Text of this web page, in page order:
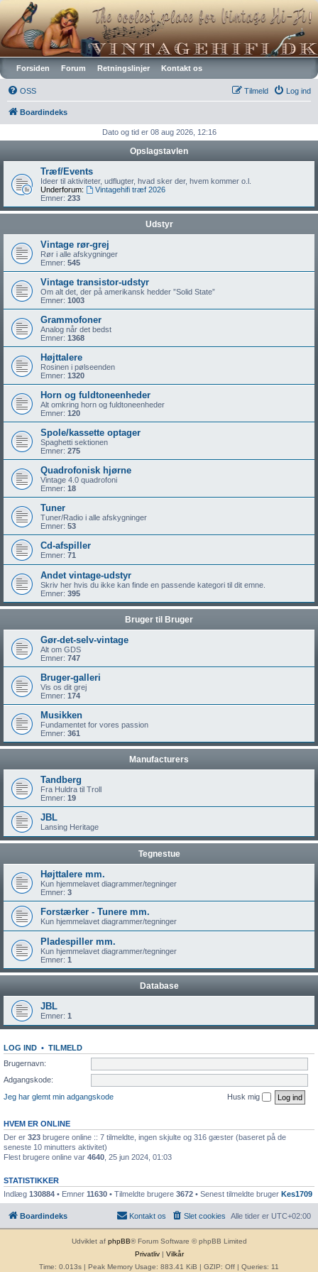
Vintagehifi.dk
Forsiden Forum Retningslinjer Kontakt os
OSS Log ind
Tilmeld
Boardindeks
Dato og tid er 08 aug 2026, 12:16
Opslagstavlen
Træf/Events
Ideer til aktiviteter, udflugter, hvad sker der, hvem kommer o.l.
Underforum:
Vintagehifi træf 2026
Emner: 233
Udstyr
Vintage rør-grej
Rør i alle afskygninger
Emner: 545
Vintage transistor-udstyr
Om alt det, der på amerikansk hedder ”Solid State”
Emner: 1003
Grammofoner
Analog når det bedst
Emner: 1368
Højttalere
Rosinen i pølseenden
Emner: 1320
Horn og fuldtoneenheder
Alt omkring horn og fuldtoneenheder
Emner: 120
Spole/kassette optager
Spaghetti sektionen
Emner: 275
Quadrofonisk hjørne
Vintage 4.0 quadrofoni
Emner: 18
Tuner
Tuner/Radio i alle afskygninger
Emner: 53
Cd-afspiller
Emner: 71
Andet vintage-udstyr
Skriv her hvis du ikke kan finde en passende kategori til dit emne.
Emner: 395
Bruger til Bruger
Gør-det-selv-vintage
Alt om GDS
Emner: 747
Bruger-galleri
Vis os dit grej
Emner: 174
Musikken
Fundamentet for vores passion
Emner: 361
Manufacturers
Tandberg
Fra Huldra til Troll
Emner: 19
JBL
Lansing Heritage
Tegnestue
Højttalere mm.
Kun hjemmelavet diagrammer/tegninger
Emner: 3
Forstærker - Tunere mm.
Kun hjemmelavet diagrammer/tegninger
Pladespiller mm.
Kun hjemmelavet diagrammer/tegninger
Emner: 1
Database
JBL
Emner: 1
LOG IND • TILMELD
Brugernavn:
Adgangskode:
Jeg har glemt min adgangskode
Husk mig
HVEM ER ONLINE
Der er 323 brugere online :: 7 tilmeldte, ingen skjulte og 316 gæster (baseret på de
seneste 10 minutters aktivitet)
Flest brugere online var 4640 , 25 jun 2024, 01:03
STATISTIKKER
Indlæg 130884 • Emner 11630 • Tilmeldte brugere 3672 • Senest tilmeldte bruger Kes1709
Boardindeks Alle tider er UTC+02:00
Slet cookies
Kontakt os
Udviklet af phpBB® Forum Software © phpBB Limited
Privatliv| Vilkår
Time: 0.013s | Peak Memory Usage: 883.41 KiB | GZIP: Off | Queries: 11